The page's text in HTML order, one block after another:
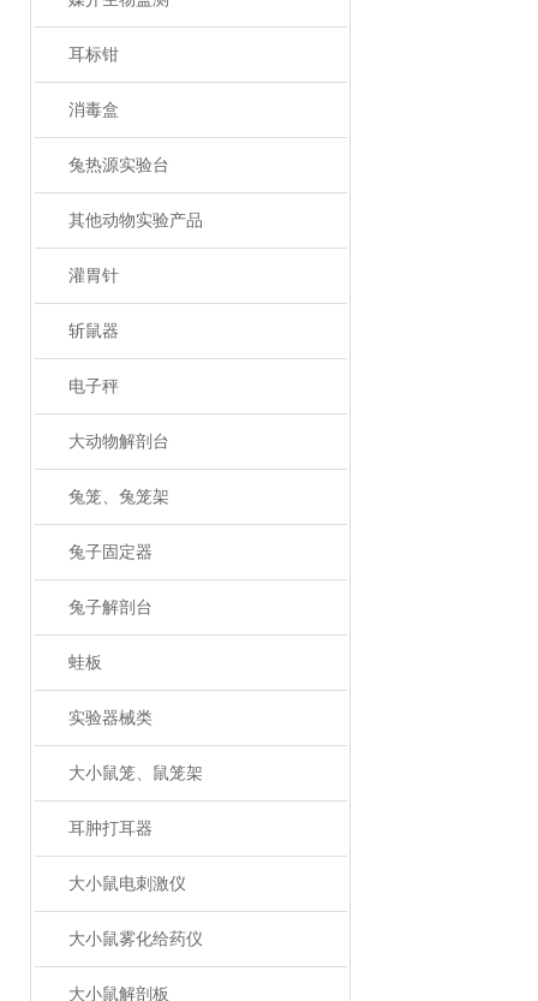
耳标钳
消毒盒
兔热源实验台
其他动物实验产品
灌胃针
斩鼠器
电子秤
大动物解剖台
兔笼、兔笼架
兔子固定器
兔子解剖台
蛙板
实验器械类
大小鼠笼、鼠笼架
耳肿打耳器
大小鼠电刺激仪
大小鼠雾化给药仪
大小鼠解剖板